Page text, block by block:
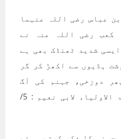
عباس رضی اللہ عنہما
کعب رضی اللہ عنہ نے
شدید ٹھنڈک بھی ہے
ہڈیوں سے اکھڑ کر گر
دوزخی، جہنم کی آگ
مانگیں گے۔”۔ (حلیۃ الاولیاء لابی نعیم : 5/